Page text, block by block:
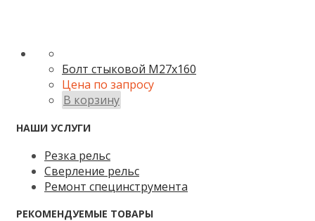
Болт стыковой М27х160
Цена по запросу
В корзину
НАШИ УСЛУГИ
Резка рельс
Сверление рельс
Ремонт специнструмента
РЕКОМЕНДУЕМЫЕ ТОВАРЫ